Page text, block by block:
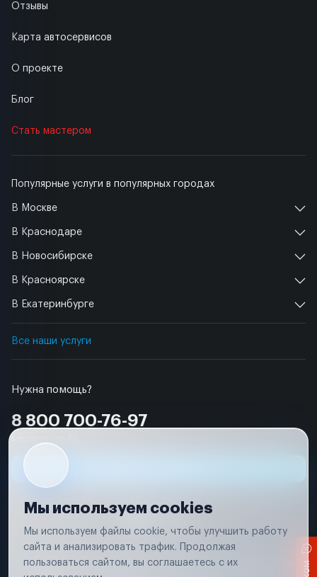
Нужна помощь?
8 800 700-76-97
Популярные услуги в популярных городах
В Москве
В Краснодаре
В Новосибирске
В Красноярске
В Екатеринбурге
Все наши услуги
Отзывы
Карта автосервисов
О проекте
Блог
Стать мастером
Условия использования
Вся информация, представленная на сайте, носит исключительно
Мы используем cookies
Мы используем файлы cookie, чтобы улучшить работу
сайта и анализировать трафик. Продолжая
пользоваться сайтом, вы соглашаетесь с их